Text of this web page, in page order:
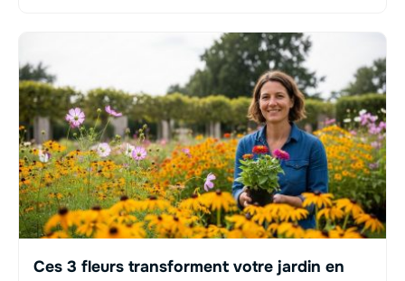
Ces 3 fleurs transforment votre jardin en